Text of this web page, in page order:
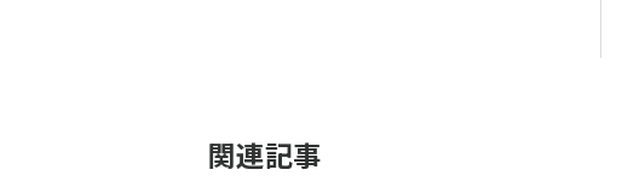
関連記事